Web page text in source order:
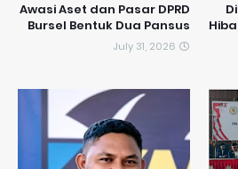
Awasi Aset dan Pasar DPRD
Bursel Bentuk Dua Pansus
July 31, 2026